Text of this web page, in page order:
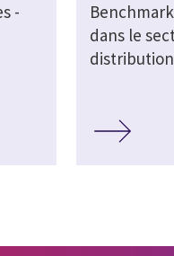
-
dans le